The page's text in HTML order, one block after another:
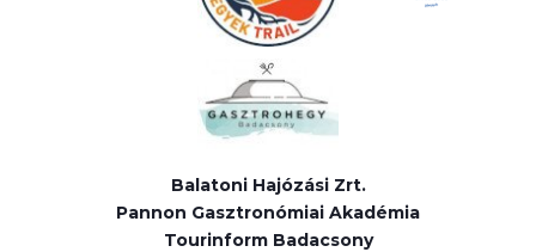
Balatoni Hajózási Zrt.
Pannon Gasztronómiai Akadémia
Tourinform Badacsony